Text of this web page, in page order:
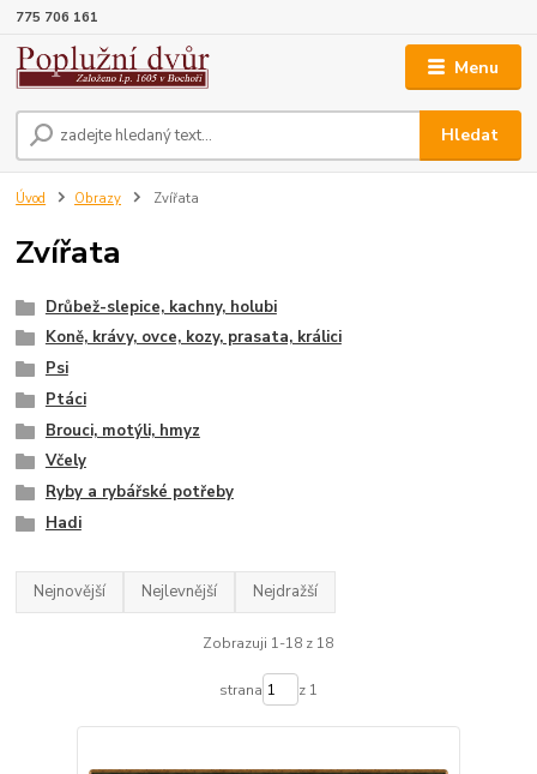
Menu
Hledat
775 706 161
Úvod Obrazy Zvířata
Zvířata
Drůbež-slepice, kachny, holubi
Koně, krávy, ovce, kozy, prasata, králici
Psi
Ptáci
Brouci, motýli, hmyz
Včely
Ryby a rybářské potřeby
Hadi
Nejnovější Nejlevnější Nejdražší
Zobrazuji 1-18 z 18
strana z 1